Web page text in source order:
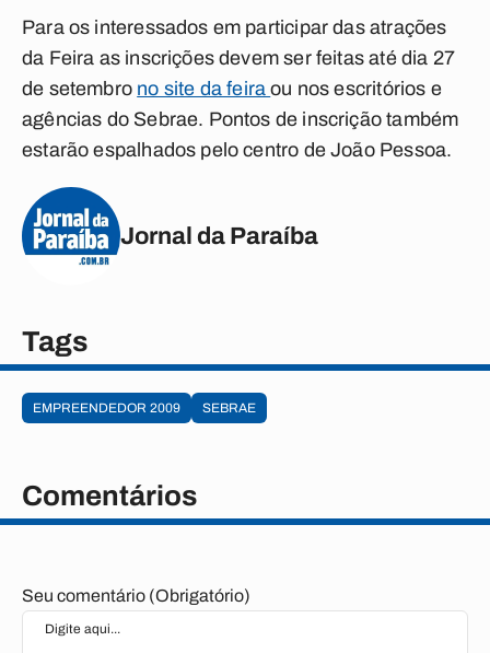
Para os interessados em participar das atrações
da Feira as inscrições devem ser feitas até dia 27
de setembro no site da feiraou nos escritórios e
agências do Sebrae. Pontos de inscrição também
estarão espalhados pelo centro de João Pessoa.
Jornal da Paraíba
Tags
EMPREENDEDOR 2009 SEBRAE
Comentários
Seu comentário (Obrigatório)